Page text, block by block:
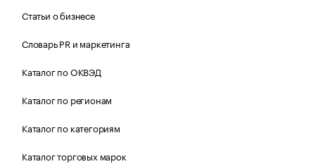
Статьи о бизнесе
Словарь PR и маркетинга
Каталог по ОКВЭД
Каталог по регионам
Каталог по категориям
Каталог торговых марок